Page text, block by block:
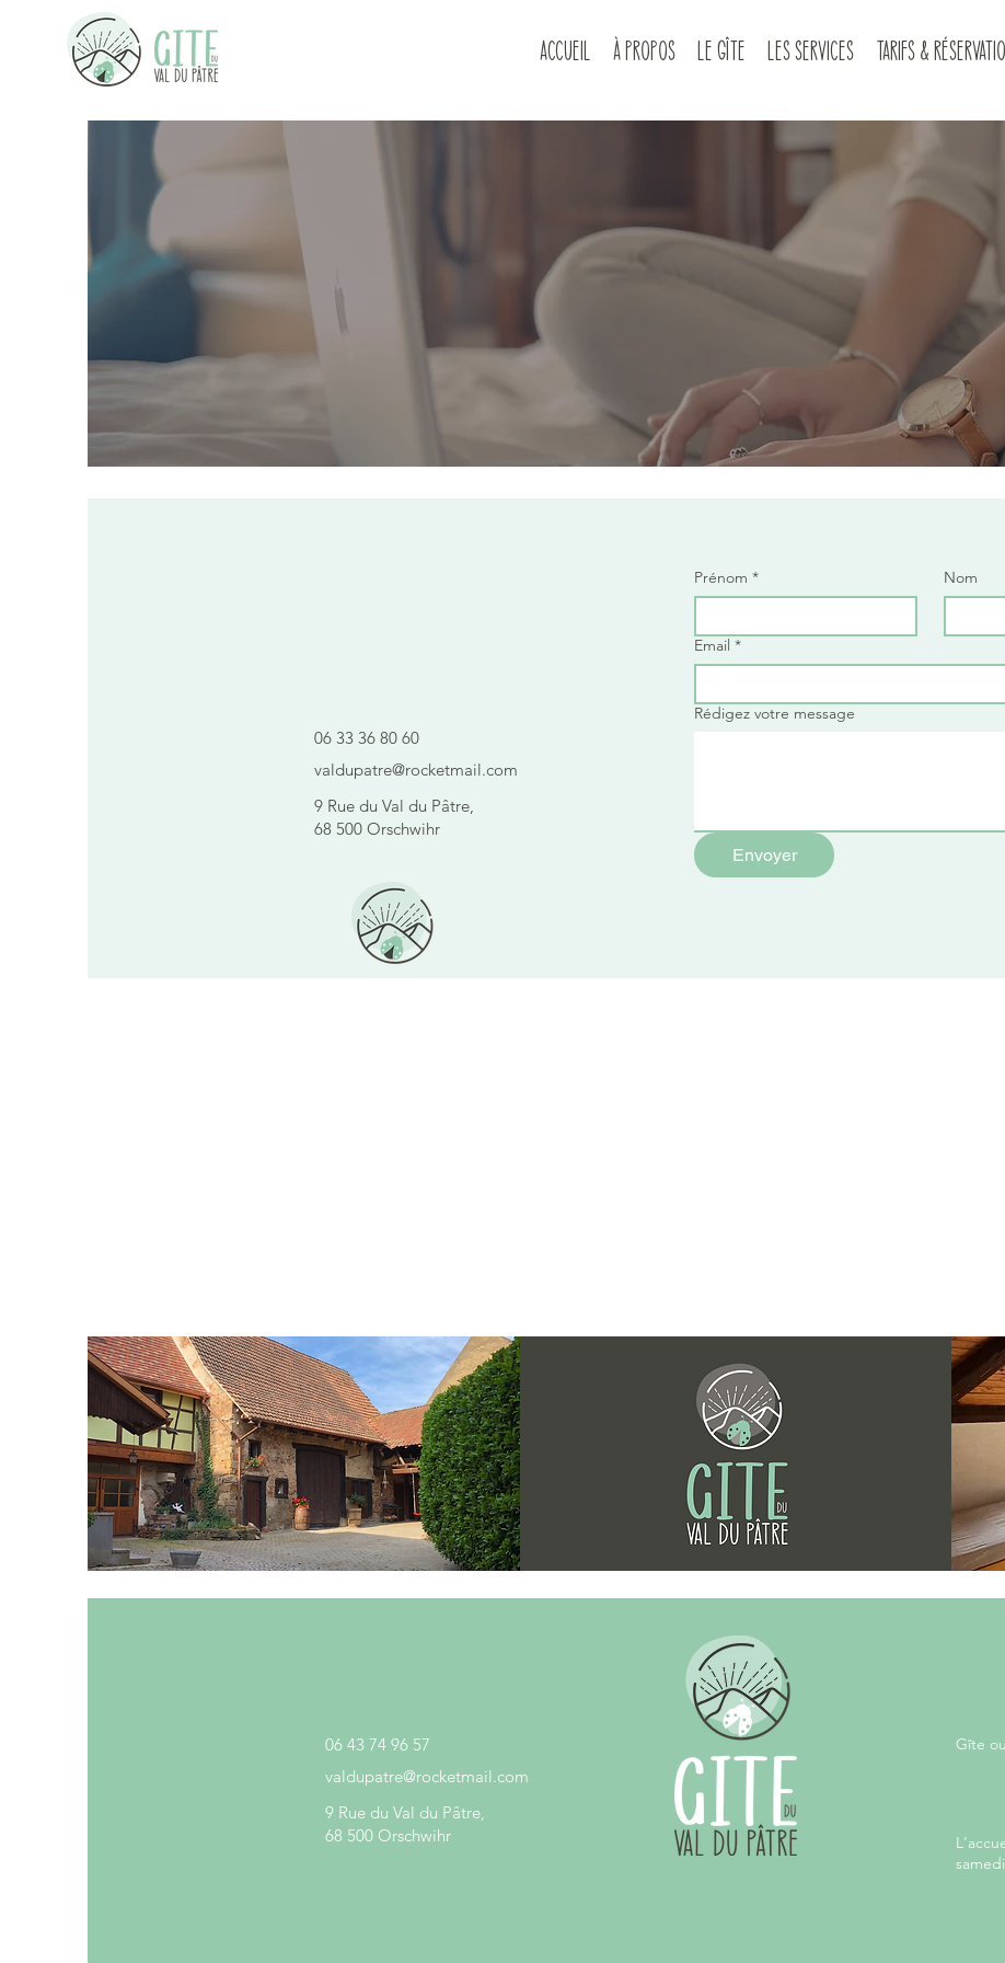
Accueil À propos Le gîte Les services Tarifs &
contact
06 33 36 80 60
valdupatre@rocketmail.com
9 Rue du Val du Pâtre,
68 500 Orschwihr
Prénom * Nom
Email *
Rédigez votre message
Envoyer
06 43 74 96 57
valdupatre@rocketmail.com
9 Rue du Val du Pâtre,
68 500 Orschwihr
Gîte